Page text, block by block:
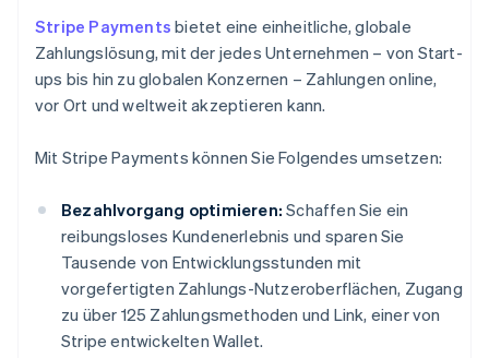
Stripe Payments bietet eine einheitliche, globale
Zahlungslösung, mit der jedes Unternehmen – von Start-
ups bis hin zu globalen Konzernen – Zahlungen online,
vor Ort und weltweit akzeptieren kann.
Mit Stripe Payments können Sie Folgendes umsetzen:
Bezahlvorgang optimieren: Schaffen Sie ein
reibungsloses Kundenerlebnis und sparen Sie
Tausende von Entwicklungsstunden mit
vorgefertigten Zahlungs-Nutzeroberflächen, Zugang
zu über 125 Zahlungsmethoden und Link, einer von
Stripe entwickelten Wallet.